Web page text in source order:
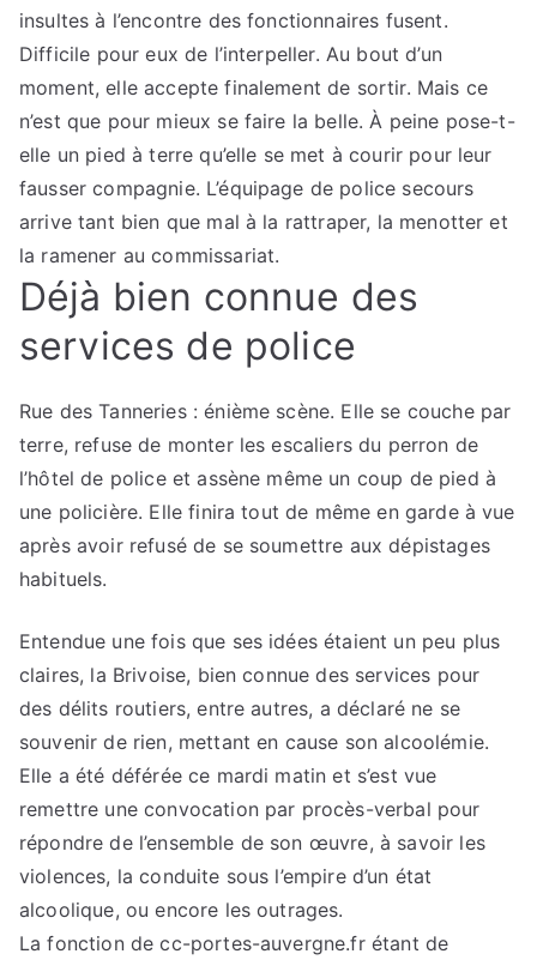
insultes à l’encontre des fonctionnaires fusent.
Difficile pour eux de l’interpeller. Au bout d’un
moment, elle accepte finalement de sortir. Mais ce
n’est que pour mieux se faire la belle. À peine pose-t-
elle un pied à terre qu’elle se met à courir pour leur
fausser compagnie. L’équipage de police secours
arrive tant bien que mal à la rattraper, la menotter et
la ramener au commissariat.
Déjà bien connue des
services de police
Rue des Tanneries : énième scène. Elle se couche par
terre, refuse de monter les escaliers du perron de
l’hôtel de police et assène même un coup de pied à
une policière. Elle finira tout de même en garde à vue
après avoir refusé de se soumettre aux dépistages
habituels.
Entendue une fois que ses idées étaient un peu plus
claires, la Brivoise, bien connue des services pour
des délits routiers, entre autres, a déclaré ne se
souvenir de rien, mettant en cause son alcoolémie.
Elle a été déférée ce mardi matin et s’est vue
remettre une convocation par procès-verbal pour
répondre de l’ensemble de son œuvre, à savoir les
violences, la conduite sous l’empire d’un état
alcoolique, ou encore les outrages.
La fonction de cc-portes-auvergne.fr étant de